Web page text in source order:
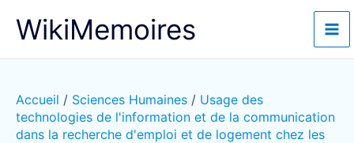
WikiMemoires
Accueil / Sciences Humaines / Usage des
technologies de l'information et de la communication
dans la recherche d'emploi et de logement chez les